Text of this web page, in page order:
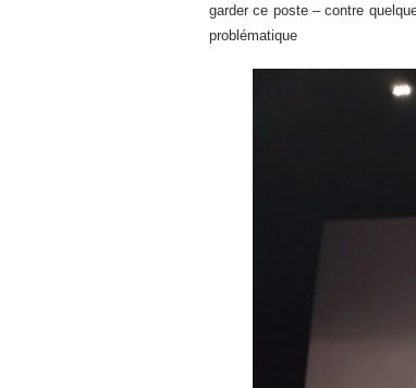
garder ce poste – contre
problématique